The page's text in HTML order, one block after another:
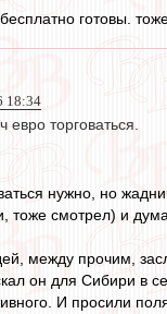
готовы.
18:34
евро торговаться.
нужно, но
тоже смотрел) и
между прочим,
он для Сибири в
И просили